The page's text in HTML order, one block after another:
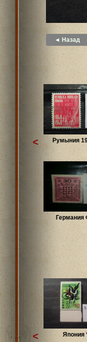
◄ Назад
Румыния
Германия
<
Япония
<